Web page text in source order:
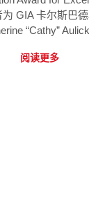
GIA 卡尔斯巴
“Cathy” Aulick
阅读更多